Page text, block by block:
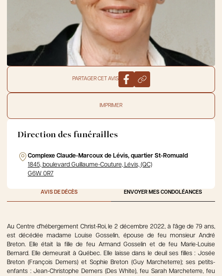
PARTAGER CET AVIS
IMPRIMER
Direction des funérailles
Complexe Claude-Marcoux de Lévis, quartier St-Romuald
1845, boulevard Guillaume-Couture, Lévis, (QC)
G6W 0R7
AVIS DE DÉCÈS ENVOYER MES CONDOLÉANCES
Au Centre d'hébergement Christ-Roi, le 2 décembre 2022, à l'âge de 79 ans,
est décédée madame Louise Gosselin, épouse de feu monsieur André
Breton. Elle était la fille de feu Armand Gosselin et de feu Marie-Louise
Bernard. Elle demeurait à Québec. Elle laisse dans le deuil ses filles : Josée
Breton (François Demers) et Sophie Breton (Guy Marcheterre); ses petits-
enfants : Jean-Christophe Demers (Des White), feu Sarah Marcheterre, feu